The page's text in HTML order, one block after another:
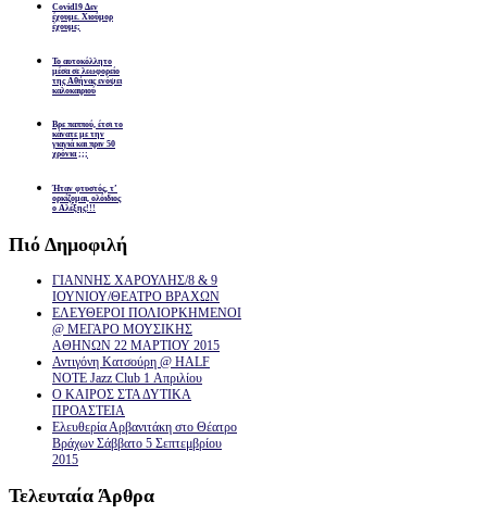
Covid19 Δεν
έχουμε. Χιούμορ
έχουμε;
Το αυτοκόλλητο
μέσα σε λεωφορείο
της Αθήνας ενόψει
καλοκαιριού
Βρε παππού, έτσι το
κάνατε με την
γιαγιά και πριν 50
χρόνια ;;;
Ήταν φτυστός, τ’
ορκίζομαι, ολόιδιος
ο Αλέξης!!!
Πιό Δημοφιλή
ΓΙΑΝΝΗΣ ΧΑΡΟΥΛΗΣ/8 & 9
ΙΟΥΝΙΟΥ/ΘΕΑΤΡΟ ΒΡΑΧΩΝ
ΕΛΕΥΘΕΡΟΙ ΠΟΛΙΟΡΚΗΜΕΝΟΙ
@ ΜΕΓΑΡΟ ΜΟΥΣΙΚΗΣ
ΑΘΗΝΩΝ 22 ΜΑΡΤΙΟΥ 2015
Αντιγόνη Κατσούρη @ HALF
NOTE Jazz Club 1 Απριλίου
Ο ΚΑΙΡΟΣ ΣΤΑ ΔΥΤΙΚΑ
ΠΡΟΑΣΤΕΙΑ
Ελευθερία Αρβανιτάκη στο Θέατρο
Βράχων Σάββατο 5 Σεπτεμβρίου
2015
Τελευταία Άρθρα